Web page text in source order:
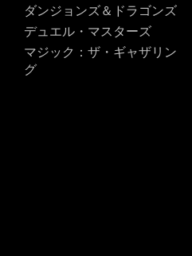
ダンジョンズ＆ドラゴンズ
デュエル・マスターズ
マジック：ザ・ギャザリン
グ